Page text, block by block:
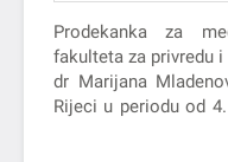
Prodekanka za
fakulteta za privredu
dr Marijana
Rijeci u periodu od